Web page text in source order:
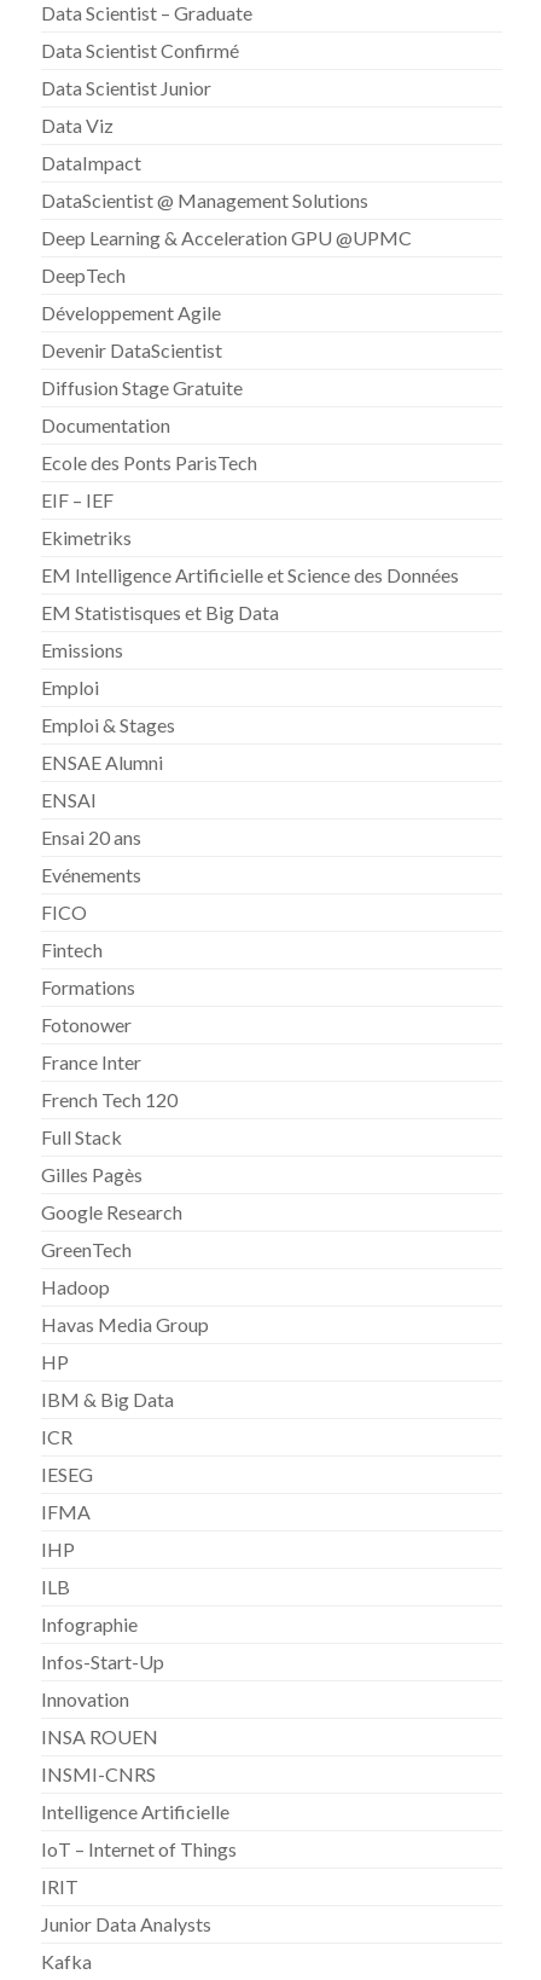
Data Scientist – Graduate
Data Scientist Confirmé
Data Scientist Junior
Data Viz
DataImpact
DataScientist @ Management Solutions
Deep Learning & Acceleration GPU @UPMC
DeepTech
Développement Agile
Devenir DataScientist
Diffusion Stage Gratuite
Documentation
Ecole des Ponts ParisTech
EIF – IEF
Ekimetriks
EM Intelligence Artificielle et Science des Données
EM Statistisques et Big Data
Emissions
Emploi
Emploi & Stages
ENSAE Alumni
ENSAI
Ensai 20 ans
Evénements
FICO
Fintech
Formations
Fotonower
France Inter
French Tech 120
Full Stack
Gilles Pagès
Google Research
GreenTech
Hadoop
Havas Media Group
HP
IBM & Big Data
ICR
IESEG
IFMA
IHP
ILB
Infographie
Infos-Start-Up
Innovation
INSA ROUEN
INSMI-CNRS
Intelligence Artificielle
IoT – Internet of Things
IRIT
Junior Data Analysts
Kafka